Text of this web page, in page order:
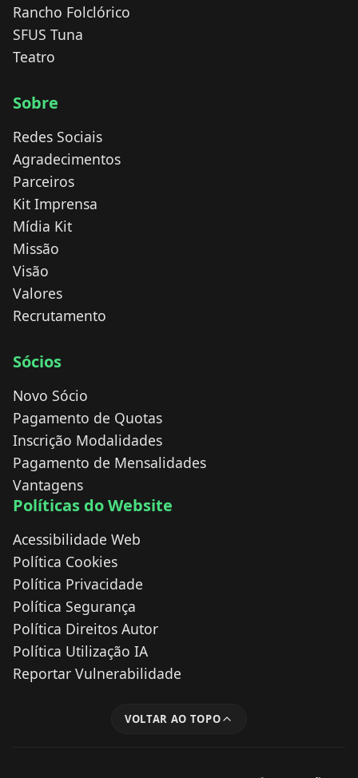
Rancho Folclórico
SFUS Tuna
Teatro
Sobre
Redes Sociais
Agradecimentos
Parceiros
Kit Imprensa
Mídia Kit
Missão
Visão
Valores
Recrutamento
Sócios
Novo Sócio
Pagamento de Quotas
Inscrição Modalidades
Pagamento de Mensalidades
Vantagens
Políticas do Website
Acessibilidade Web
Política Cookies
Política Privacidade
Política Segurança
Política Direitos Autor
Política Utilização IA
Reportar Vulnerabilidade
VOLTAR AO TOPO